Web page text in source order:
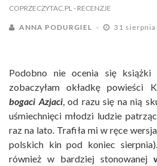
COPRZECZYTAC.PL - RECENZJE
ANNA PODURGIEL 31 sierpnia
Podobno nie ocenia się
zobaczyłam okładkę powieści
bogaci Azjaci, od razu się na nią
uśmiechnięci młodzi ludzie
raz na lato. Trafiła mi w ręce
polskich kin pod koniec
również w bardziej stonowanej